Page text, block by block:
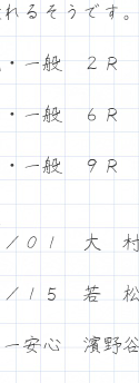
るそうです。
・一般 ２Ｒ
・一般 ６Ｒ
・一般 ９Ｒ
／０１ 大
／１５ 若
一安心 濱野